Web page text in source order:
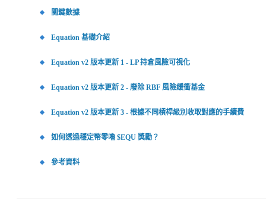
關鍵數據
Equation 基礎介紹
Equation v2 版本更新 1 - LP 持倉風險可視化
Equation v2 版本更新 2 - 廢除 RBF 風險緩衝基金
Equation v2 版本更新 3 - 根據不同槓桿級別收取對應的手續費
如何透過穩定幣零嚕 $EQU 獎勵？
參考資料